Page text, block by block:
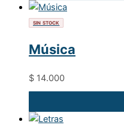
SIN STOCK
Música
$ 14.000